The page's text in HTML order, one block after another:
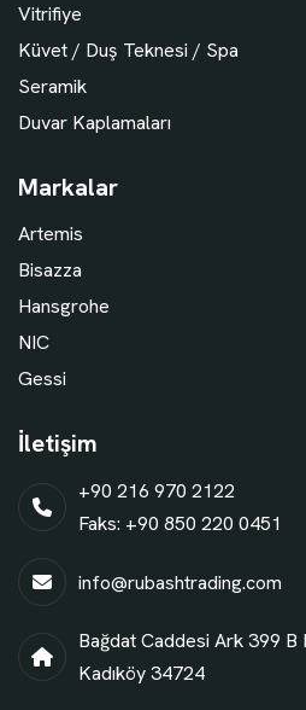
Vitrifiye
Küvet / Duş Teknesi / Spa
Seramik
Duvar Kaplamaları
Markalar
Artemis
Bisazza
Hansgrohe
NIC
Gessi
İletişim
+90 216 970 2122
Faks: +90 850 220 0451
info@rubashtrading.com
Bağdat Caddesi Ark 399
Kadıköy 34724